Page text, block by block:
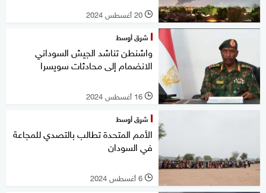
l 20 أغسطس 2024
شرق أوسط
واشنطن تناشد الجيش السوداني
الانضمام إلى محادثات سويسرا
l 16 أغسطس 2024
شرق أوسط
الأمم المتحدة تطالب بالتصدي للمجاعة
في السودان
l 6 أغسطس 2024